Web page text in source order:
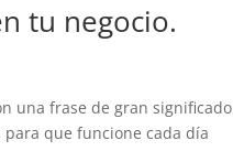
tu negocio.
una frase de gran significado
que funcione cada día